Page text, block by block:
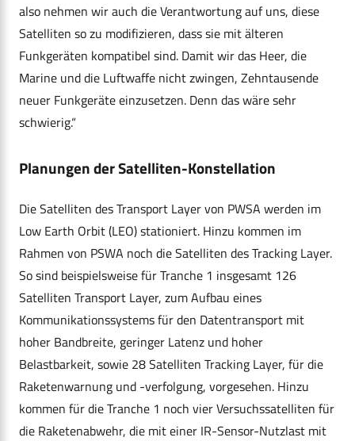
also nehmen wir auch die Verantwortung auf uns, diese
Satelliten so zu modifizieren, dass sie mit älteren
Funkgeräten kompatibel sind. Damit wir das Heer, die
Marine und die Luftwaffe nicht zwingen, Zehntausende
neuer Funkgeräte einzusetzen. Denn das wäre sehr
schwierig.“
Planungen der Satelliten-Konstellation
Die Satelliten des Transport Layer von PWSA werden im
Low Earth Orbit (LEO) stationiert. Hinzu kommen im
Rahmen von PSWA noch die Satelliten des Tracking Layer.
So sind beispielsweise für Tranche 1 insgesamt 126
Satelliten Transport Layer, zum Aufbau eines
Kommunikationssystems für den Datentransport mit
hoher Bandbreite, geringer Latenz und hoher
Belastbarkeit, sowie 28 Satelliten Tracking Layer, für die
Raketenwarnung und -verfolgung, vorgesehen. Hinzu
kommen für die Tranche 1 noch vier Versuchssatelliten für
die Raketenabwehr, die mit einer IR-Sensor-Nutzlast mit